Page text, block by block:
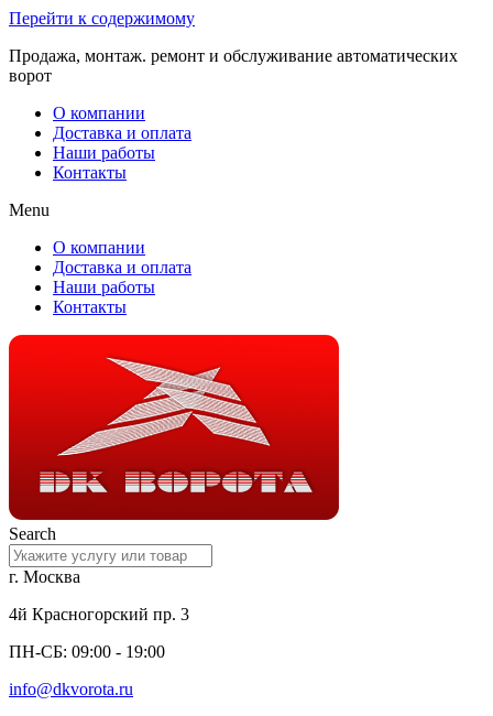
Перейти к содержимому
Продажа, монтаж. ремонт и обслуживание автоматических
ворот
О компании
Доставка и оплата
Наши работы
Контакты
Menu
О компании
Доставка и оплата
Наши работы
Контакты
Search
г. Москва
4й Красногорский пр. 3
ПН-СБ: 09:00 - 19:00
info@dkvorota.ru